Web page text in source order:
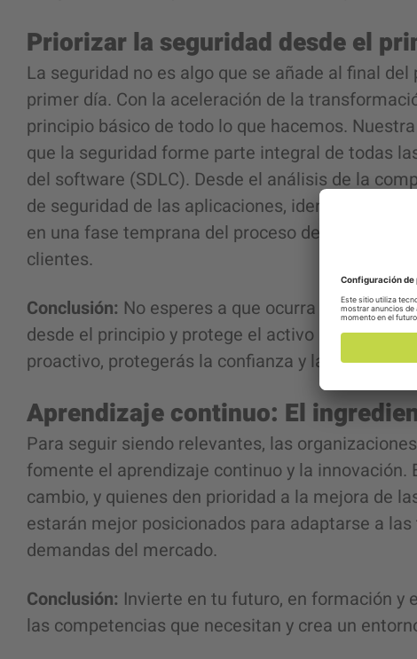
Priorizar la seguridad desde el
La seguridad no es algo que se añade al final
primer día. Con la aceleración de la
principio básico de todo lo que hacemos.
que la seguridad forme parte integral de todas
del software (SDLC). Desde el análisis de la
de seguridad de las aplicaciones, identificamos
en una fase temprana del proceso de desarrollo,
clientes.
Conclusión: No esperes a que ocurra un
desde el principio y protege el activo más
proactivo, protegerás la confianza y la
Aprendizaje continuo: El
Para seguir siendo relevantes, las
fomente el aprendizaje continuo y la
cambio, y quienes den prioridad a la mejora de
estarán mejor posicionados para adaptarse a
demandas del mercado.
Conclusión: Invierte en tu futuro, en formación y
las competencias que necesitan y crea un